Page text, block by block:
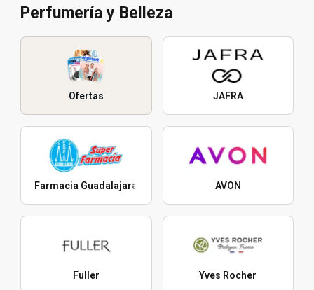
Perfumería y Belleza
Ofertas JAFRA
Farmacia Guadalajara AVON
Fuller Yves Rocher